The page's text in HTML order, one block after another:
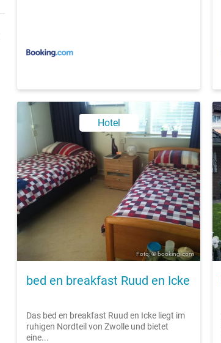
Hotel
Foto: © booking.com
bed en breakfast Ruud en Icke
Das bed en breakfast Ruud en Icke liegt im
ruhigen Nordteil von Zwolle und bietet
eine...